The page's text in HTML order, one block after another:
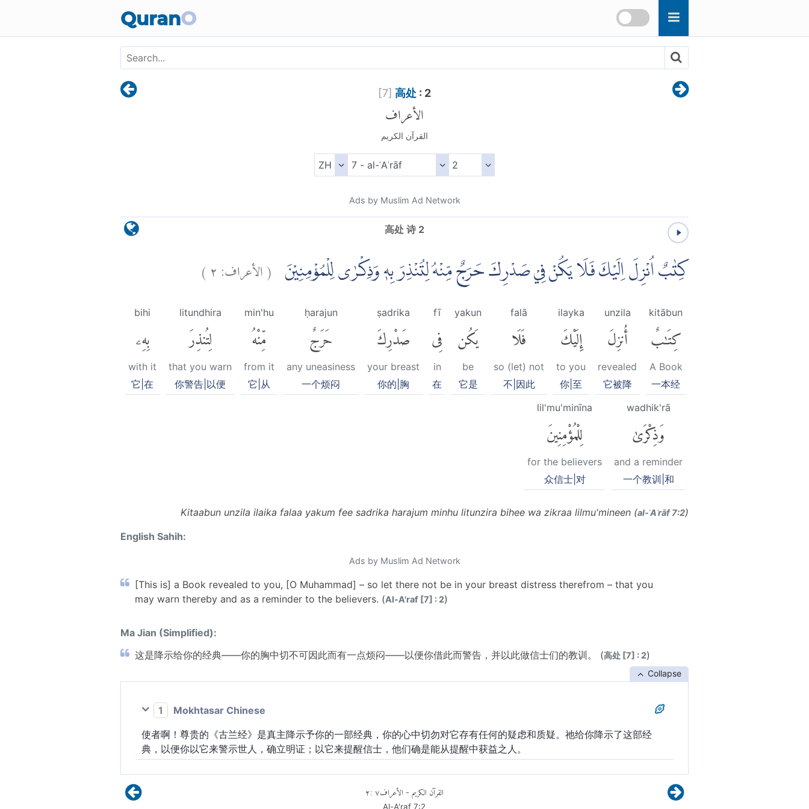
QuranO
[7] 高处: 2
الأعراف
القرآن الكريم
Ads by Muslim Ad Network
高处 诗 2
كِتٰبٌ اُنْزِلَ اِلَيْكَ فَلَا يَكُنْ فِيْ صَدْرِكَ حَرَجٌ مِّنْهُ لِتُنْذِرَ بِهٖ وَذِكْرٰى لِلْمُؤْمِنِيْنَ (الأعراف:٢)
kitābun
كِتَٰبٌ
A Book
一本经
unzila
أُنزِلَ
revealed
它被降
ilayka
إِلَيْكَ
to you
你|至
falā
فَلَا
so (let) not
不|因此
yakun
يَكُن
be
它是
fī
فِى
in
在
ṣadrika
صَدْرِكَ
your breast
你的|胸
ḥarajun
حَرَجٌ
any uneasiness
一个烦闷
min'hu
مِّنْهُ
from it
它|从
litundhira
لِتُنذِرَ
that you warn
你警告|以便
bihi
بِهِۦ
with it
它|在
wadhik'rā
وَذِكْرَىٰ
and a reminder
一个教训|和
lil'mu'minīna
لِلْمُؤْمِنِينَ
for the believers
众信士|对
Kitaabun unzila ilaika falaa yakum fee sadrika harajum minhu litunzira bihee wa zikraa lilmu'mineen (al-ʾAʿrāf 7:2)
English Sahih:
Ads by Muslim Ad Network
[This is] a Book revealed to you, [O Muhammad] – so let there not be in your breast distress therefrom – that you
may warn thereby and as a reminder to the believers. (Al-A'raf [7] : 2)
Ma Jian (Simplified):
这是降示给你的经典——你的胸中切不可因此而有一点烦闷——以便你借此而警告，并以此做信士们的教训。 (高处 [7] : 2)
Collapse
1
Mokhtasar Chinese
使者啊！尊贵的《古兰经》是真主降示予你的一部经典，你的心中切勿对它存有任何的疑虑和质疑。祂给你降示了这部经
典，以便你以它来警示世人，确立明证；以它来提醒信士，他们确是能从提醒中获益之人。
القرآن الكريم - الأعراف٧:٢
Al-A'raf 7:2